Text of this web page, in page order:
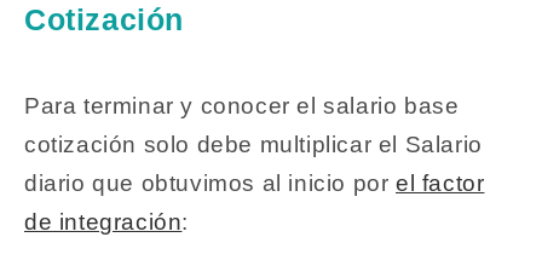
Cotización
Para terminar y conocer el salario base
cotización solo debe multiplicar el Salario
diario que obtuvimos al inicio porel factor
de integración: